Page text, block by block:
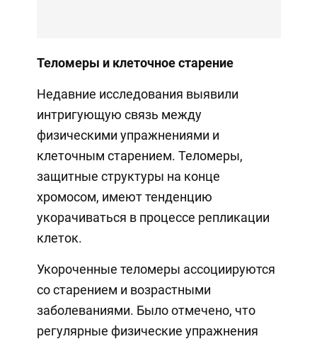
Теломеры и клеточное старение
Недавние исследования выявили
интригующую связь между
физическими упражнениями и
клеточным старением. Теломеры,
защитные структуры на конце
хромосом, имеют тенденцию
укорачиваться в процессе репликации
клеток.
Укороченные теломеры ассоциируются
со старением и возрастными
заболеваниями. Было отмечено, что
регулярные физические упражнения